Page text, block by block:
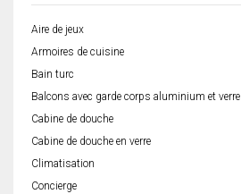
Aire de jeux
Armoires de cuisine
Bain turc
Balcons avec garde corps aluminium et verre
Cabine de douche
Cabine de douche en verre
Climatisation
Concierge